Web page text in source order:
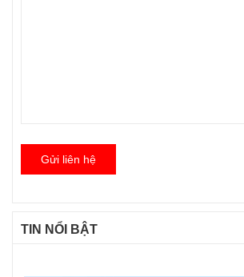
Gửi liên hệ
TIN NỔI BẬT